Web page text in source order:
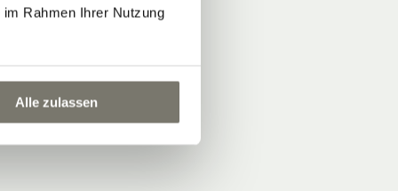
Rahmen Ihrer Nutzung
Alle zulassen